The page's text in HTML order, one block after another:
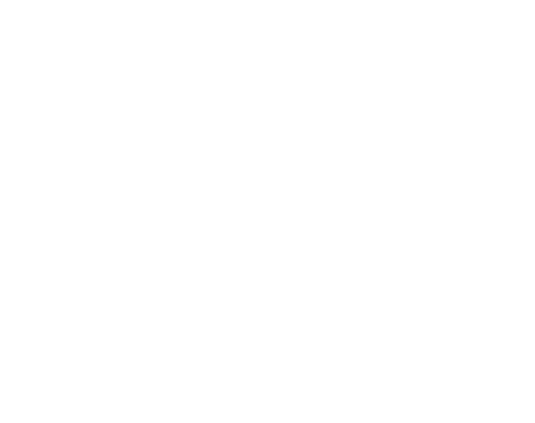
link